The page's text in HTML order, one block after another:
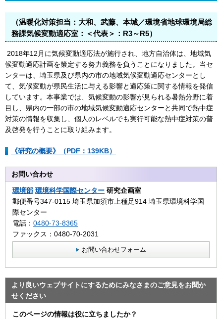
（温暖化対策担当：大和、武藤、本城／環境省地球環境局総
務課気候変動適応室：＜代表＞：R3～R5）
2018年12月に気候変動適応法が施行され、地方自治体は、地域気
候変動適応計画を策定する努力義務を負うことになりました。当セ
ンターは、埼玉県及び県内の市の地域気候変動適応センターとし
て、気候変動が県民生活に与える影響と適応策に関する情報を発信
しています。本事業では、気候変動の影響が見られる暑熱分野に着
目し、県内の一部の市の地域気候変動適応センターと共同で熱中症
対策の情報を収集し、個人のレベルでも実行可能な熱中症対策の普
及啓発を行うことに取り組みます。
《研究の概要》（PDF：139KB）
お問い合わせ
環境部 環境科学国際センター 研究企画室
郵便番号347-0115 埼玉県加須市上種足914 埼玉県環境科学国
際センター
電話： 0480-73-8365
ファックス：0480-70-2031
お問い合わせフォーム
より良いウェブサイトにするためにみなさまのご意見をお聞か
せください
このページの情報は役に立ちましたか？